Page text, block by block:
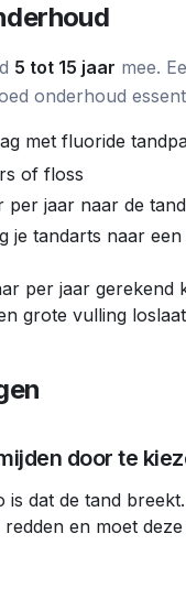
5 tot 15 jaar mee.
onderhoud
met fluoride
of floss
per jaar naar de
je tandarts naar
per jaar
grote vulling
door te
is dat de tand
en moet